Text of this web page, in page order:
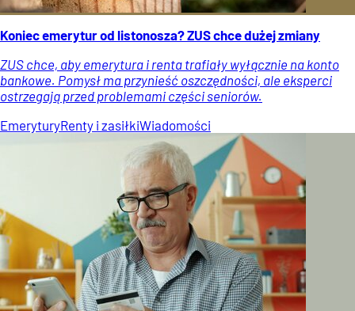
Koniec emerytur od listonosza? ZUS chce dużej zmiany
ZUS chce, aby emerytura i renta trafiały wyłącznie na konto
bankowe. Pomysł ma przynieść oszczędności, ale eksperci
ostrzegają przed problemami części seniorów.
EmeryturyRenty i zasiłkiWiadomości